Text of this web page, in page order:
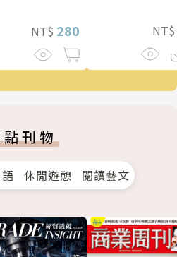
NT$ 280 NT$
點刊物
休閒遊憩 閱讀藝文